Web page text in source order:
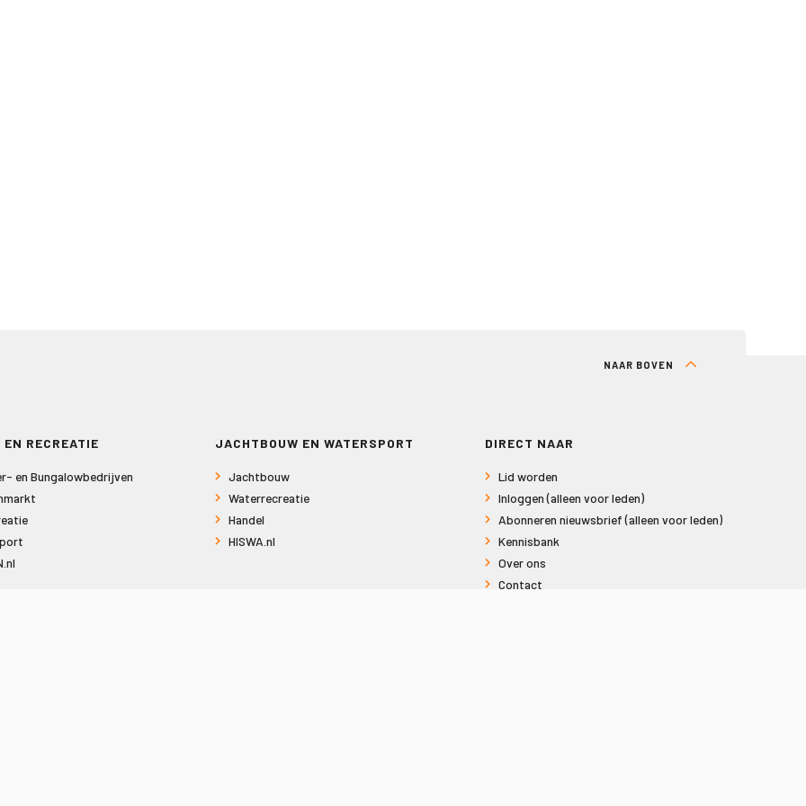
NAAR BOVEN
EN RECREATIE
en Bungalowbedrijven
JACHTBOUW EN WATERSPORT
Jachtbouw
Waterrecreatie
Handel
HISWA.nl
DIRECT NAAR
Lid worden
Inloggen (alleen voor leden)
Abonneren nieuwsbrief (alleen voor leden)
Kennisbank
Over ons
Contact